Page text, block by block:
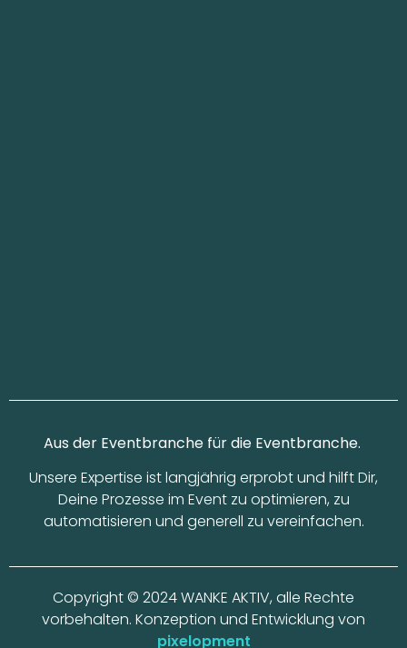
Aus der Eventbranche für die Eventbranche.
Unsere Expertise ist langjährig erprobt und hilft Dir,
Deine Prozesse im Event zu optimieren, zu
automatisieren und generell zu vereinfachen.
Copyright © 2024 WANKE AKTIV, alle Rechte
vorbehalten. Konzeption und Entwicklung von
pixelopment